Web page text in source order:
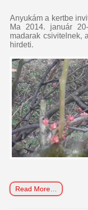
Anyukám a kertbe
Ma 2014. január
madarak csivitelnek,
hirdeti.
Read More…